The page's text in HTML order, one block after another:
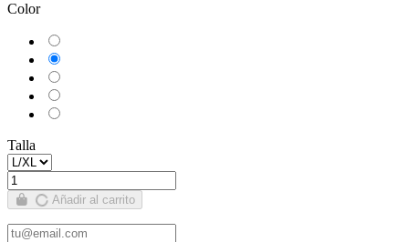
Color
Talla
Añadir al carrito